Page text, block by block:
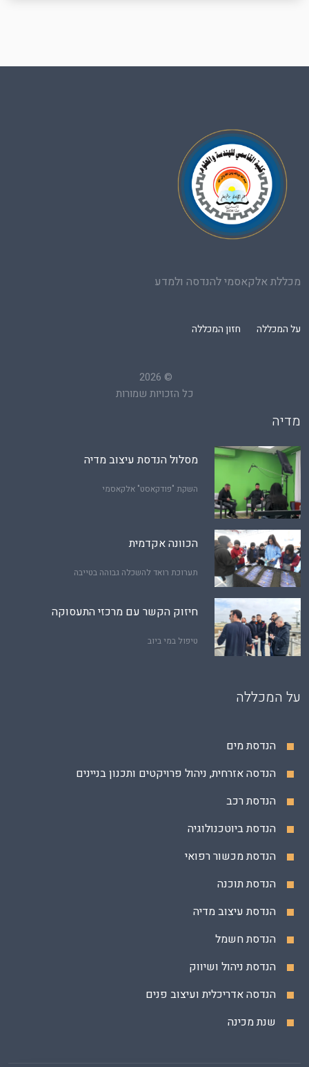
מכללת אלקאסמי להנדסה ולמדע
על המכללה חזון המכללה
©
2026
כל הזכויות שמורות
מדיה
מסלול הנדסת עיצוב מדיה
השקת "פודקאסט" אלקאסמי
הכוונה אקדמית
תערוכת רואד להשכלה גבוהה בטייבה
חיזוק הקשר עם מרכזי התעסוקה
טיפול במי ביוב
על המכללה
הנדסת מים
הנדסה אזרחית, ניהול פרויקטים ותכנון בניינים
הנדסת רכב
הנדסת ביוטכנולוגיה
הנדסת מכשור רפואי
הנדסת תוכנה
הנדסת עיצוב מדיה
הנדסת חשמל
הנדסת ניהול ושיווק
הנדסה אדריכלית ועיצוב פנים
שנת מכינה